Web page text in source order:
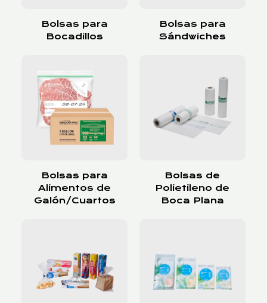
Bolsas para
Bocadillos
Bolsas para
Sándwiches
Bolsas para
Alimentos de
Galón/Cuartos
Bolsas de
Polietileno de
Boca Plana